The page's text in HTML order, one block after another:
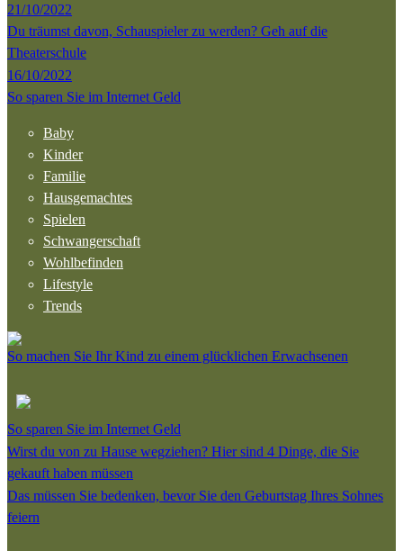
21/10/2022
Du träumst davon, Schauspieler zu werden? Geh auf die
Theaterschule
16/10/2022
So sparen Sie im Internet Geld
Baby
Kinder
Familie
Hausgemachtes
Spielen
Schwangerschaft
Wohlbefinden
Lifestyle
Trends
So machen Sie Ihr Kind zu einem glücklichen Erwachsenen
So sparen Sie im Internet Geld
Wirst du von zu Hause wegziehen? Hier sind 4 Dinge, die Sie
gekauft haben müssen
Das müssen Sie bedenken, bevor Sie den Geburtstag Ihres Sohnes
feiern